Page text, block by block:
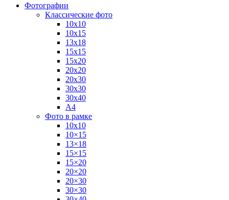
Фотографии
Классические фото
10х10
10х15
13х18
15х15
15х20
20х20
20х30
30х30
30х40
А4
Фото в рамке
10х10
10×15
13×18
15×15
15×20
20×20
20×30
30×30